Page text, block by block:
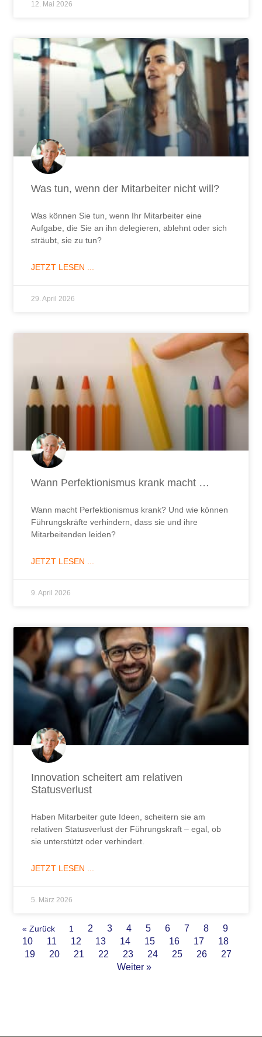
12. Mai 2026
Was tun, wenn der Mitarbeiter nicht will?
Was können Sie tun, wenn Ihr Mitarbeiter eine
Aufgabe, die Sie an ihn delegieren, ablehnt oder sich
sträubt, sie zu tun?
JETZT LESEN ...
29. April 2026
Wann Perfektionismus krank macht …
Wann macht Perfektionismus krank? Und wie können
Führungskräfte verhindern, dass sie und ihre
Mitarbeitenden leiden?
JETZT LESEN ...
9. April 2026
Innovation scheitert am relativen
Statusverlust
Haben Mitarbeiter gute Ideen, scheitern sie am
relativen Statusverlust der Führungskraft – egal, ob
sie unterstützt oder verhindert.
JETZT LESEN ...
5. März 2026
« Zurück 1 2 3 4 5 6 7 8
9
10
11 12 13 14 15 16 17
18
19
20 21 22 23 24 25 26
27
Weiter »